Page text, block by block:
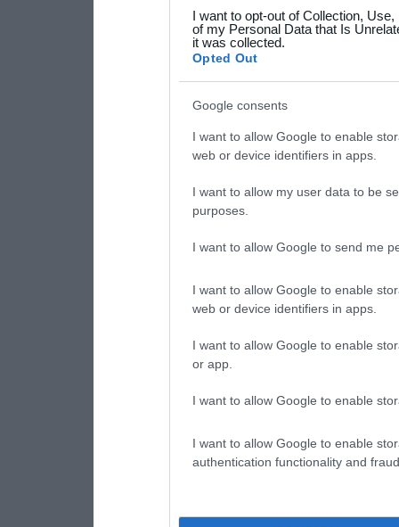
your data for below
consent section.
I want to opt-out of Collection,
of my Personal Data that Is
it was collected.
Opted Out
Google consents
I want to allow Google to enable
web or device identifiers in apps.
I want to allow my user data to be
purposes.
I want to allow Google to send me
I want to allow Google to enable
web or device identifiers in apps.
I want to allow Google to enable
or app.
I want to allow Google to enable
I want to allow Google to enable
authentication functionality and